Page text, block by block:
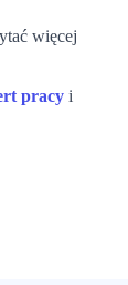
więcej
pracy i